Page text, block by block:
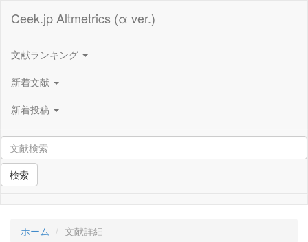
Ceek.jp Altmetrics (α ver.)
文献ランキング
新着文献
新着投稿
検索
ホーム 文献詳細